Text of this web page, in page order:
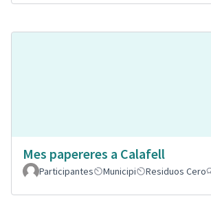
Mes papereres a Calafell
Participantes
Municipi Residuos Cero